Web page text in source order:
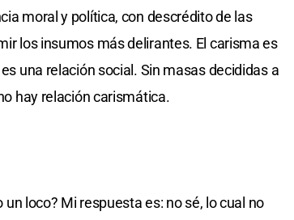
moral y política, con descrédito de las
los insumos más delirantes. El carisma es
una relación social. Sin masas decididas a
hay relación carismática.
loco? Mi respuesta es: no sé, lo cual no